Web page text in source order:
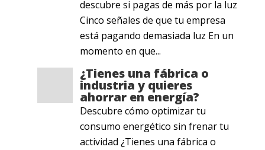
descubre si pagas de más por la luz
Cinco señales de que tu empresa
está pagando demasiada luz En un
momento en que...
¿Tienes una fábrica o
industria y quieres
ahorrar en energía?
Descubre cómo optimizar tu
consumo energético sin frenar tu
actividad ¿Tienes una fábrica o